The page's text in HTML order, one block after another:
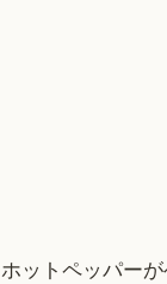
ホットペッパー